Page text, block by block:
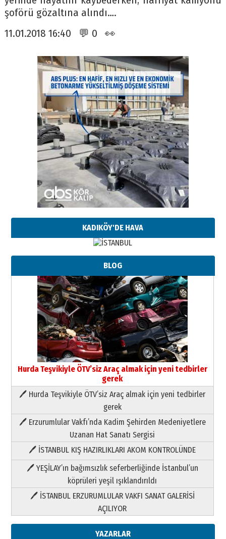
şoförü gözaltına alındı….
11.01.2018 16:40 💬 0 👀
KADIKÖY'DE HAVA
BLOG
Hurda Teşvikiyle ÖTV’siz Araç almak için yeni tedbirler
gerek
🖊 Hurda Teşvikiyle ÖTV’siz Araç almak için yeni tedbirler
gerek
🖊 Erzurumlular Vakfı’nda Kadim Şehirden Medeniyetlere
Uzanan Hat Sanatı Sergisi
🖊 İSTANBUL KIŞ HAZIRLIKLARI AKOM KONTROLÜNDE
🖊 YEŞİLAY’ın bağımsızlık seferberliğinde İstanbul’un
köprüleri yeşil ışıklandırıldı
🖊 İSTANBUL ERZURUMLULAR VAKFI SANAT GALERİSİ
AÇILIYOR
YAZARLAR
Paranın Aile Kültüründeki Yeri
03 Ağustos 2026 Pazartesi
Yıldırım Gündoğdu
HAVVA’NIN ÜÇ KIZI
09 Temmuz 2026 Perşembe
Yusuf POLAT
Şampiyonluk Sebahattin Şirin’e
yazar
11 Mayıs 2026 Pazartesi
Neşat YALÇIN
Paranın Aile Kültüründeki Yeri
03 Ağustos 2026 Pazartesi
Yıldırım Gündoğdu
HAVVA’NIN ÜÇ KIZI
09 Temmuz 2026 Perşembe
Yusuf POLAT
Şampiyonluk Sebahattin Şirin’e